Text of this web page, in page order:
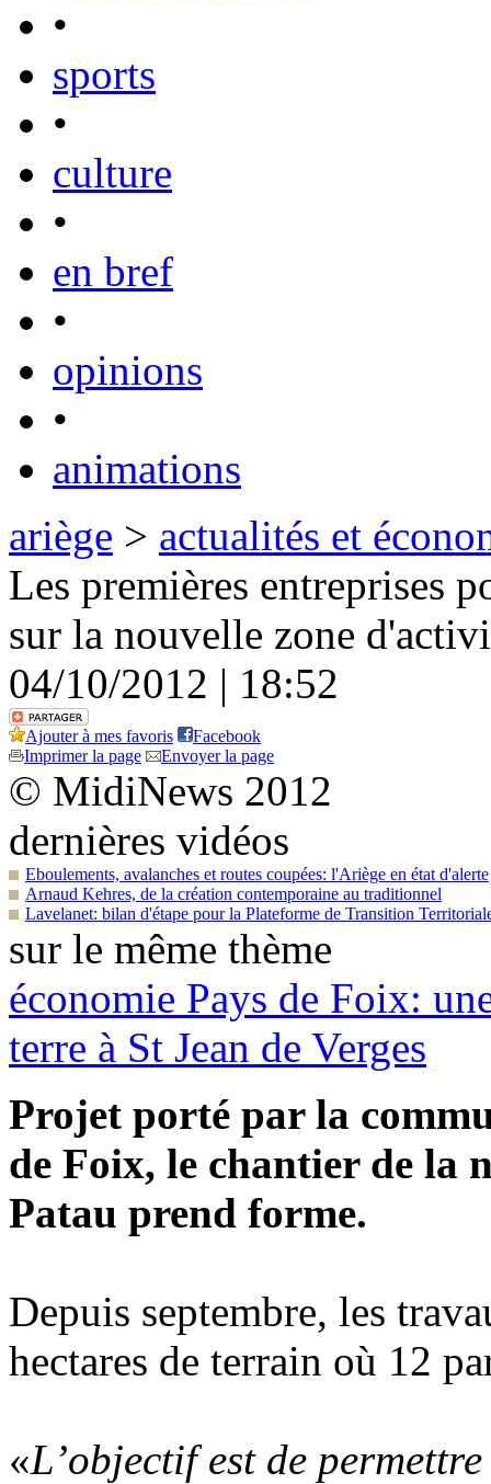
•
sports
•
culture
•
en bref
•
opinions
•
animations
ariège > actualités et
Les premières entreprises
sur la nouvelle zone
04/10/2012 | 18:52
Ajouter à mes favoris
Facebook
Imprimer la page
Envoyer la page
© MidiNews 2012
dernières vidéos
Eboulements, avalanches et routes coupées: l'Ariège en état d'alerte
Arnaud Kehres, de la création contemporaine au traditionnel
Lavelanet: bilan d'étape pour la Plateforme de Transition
sur le même thème
économie Pays de Foix:
terre à St Jean de Verges
Projet porté par la
de Foix, le chantier de la
Patau prend forme.
Depuis septembre, les
hectares de terrain où 12
«L’objectif est de